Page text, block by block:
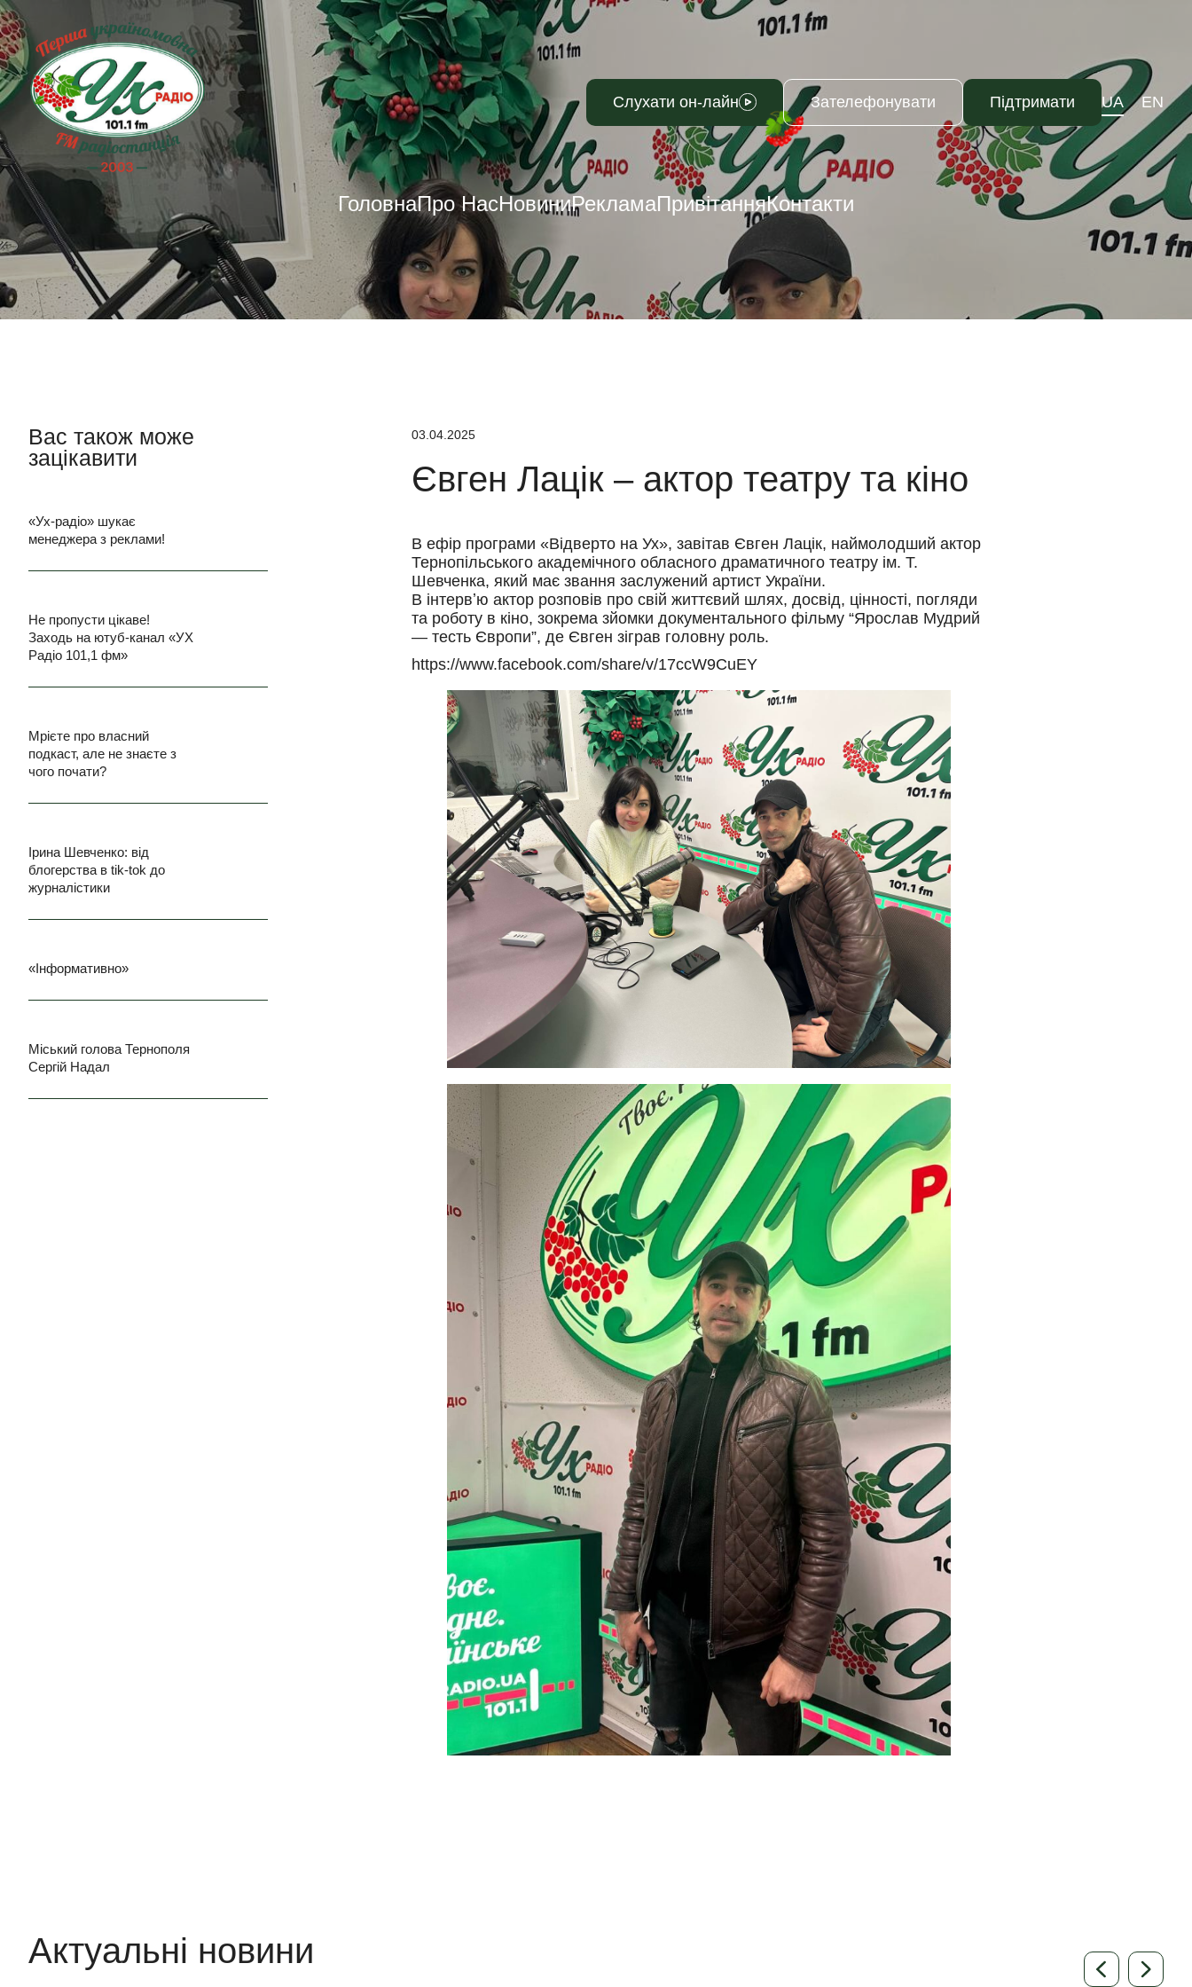
Слухати он-лайн Зателефонувати Підтримати UA EN
ГоловнаПро НасНовиниРекламаПривітанняКонтакти
Вас також може
зацікавити
«Ух-радіо» шукає
менеджера з реклами!
Не пропусти цікаве!
Заходь на ютуб-канал «УХ
Радіо 101,1 фм»
Мрієте про власний
подкаст, але не знаєте з
чого почати?
Ірина Шевченко: від
блогерства в tik-tok до
журналістики
«Інформативно»
Міський голова Тернополя
Сергій Надал
03.04.2025
Євген Лацік – актор театру та кіно
В ефір програми «Відверто на Ух», завітав Євген Лацік, наймолодший актор
Тернопільського академічного обласного драматичного театру ім. Т.
Шевченка, який має звання заслужений артист України.
В інтервʼю актор розповів про свій життєвий шлях, досвід, цінності, погляди
та роботу в кіно, зокрема зйомки документального фільму “Ярослав Мудрий
— тесть Європи”, де Євген зіграв головну роль.
https://www.facebook.com/share/v/17ccW9CuEY
Актуальні новини